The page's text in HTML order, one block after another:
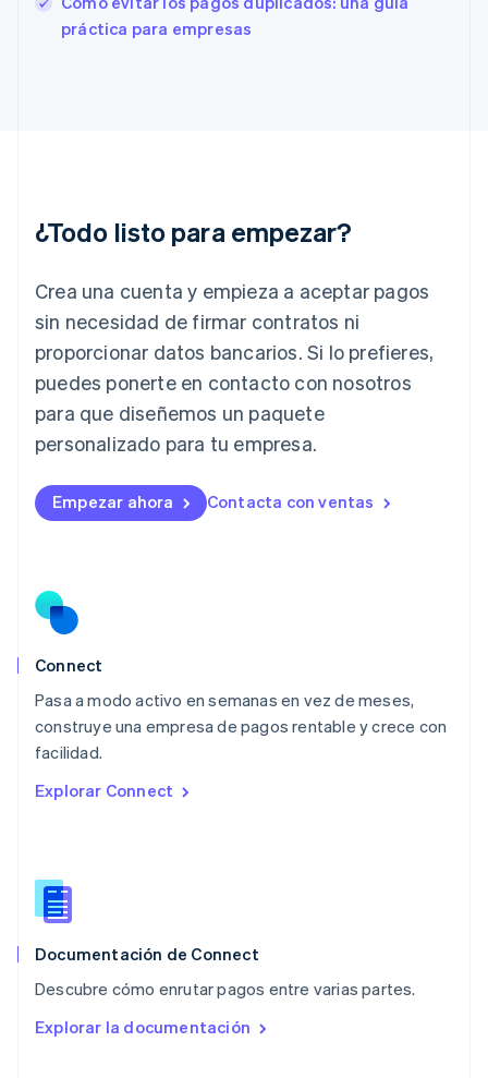
práctica para empresas
¿Todo listo para empezar?
Crea una cuenta y empieza a aceptar pagos
sin necesidad de firmar contratos ni
proporcionar datos bancarios. Si lo prefieres,
puedes ponerte en contacto con nosotros
para que diseñemos un paquete
personalizado para tu empresa.
Empezar ahora Contacta con ventas
Connect
Pasa a modo activo en semanas en vez de meses,
construye una empresa de pagos rentable y crece con
facilidad.
Explorar Connect
Documentación de Connect
Descubre cómo enrutar pagos entre varias partes.
Explorar la documentación
Gibraltar
English
Italiano English
日本語English
Letonia
English
Liechtenstein
Deutsch English
Lituania
Luxemburgo
FrançaisDeutschEnglish
Malasia
México
Español
Noruega
Nueva Zelandia
English
Países Bajos
Polonia
RAE de Hong Kong, China
English
Reino Unido
English
English
English